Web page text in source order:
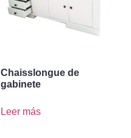
Chaisslongue de
gabinete
Leer más